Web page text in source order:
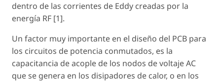
dentro de las corrientes de Eddy creadas por la
energía RF [1].
Un factor muy importante en el diseño del PCB para
los circuitos de potencia conmutados, es la
capacitancia de acople de los nodos de voltaje AC
que se genera en los disipadores de calor, o en los